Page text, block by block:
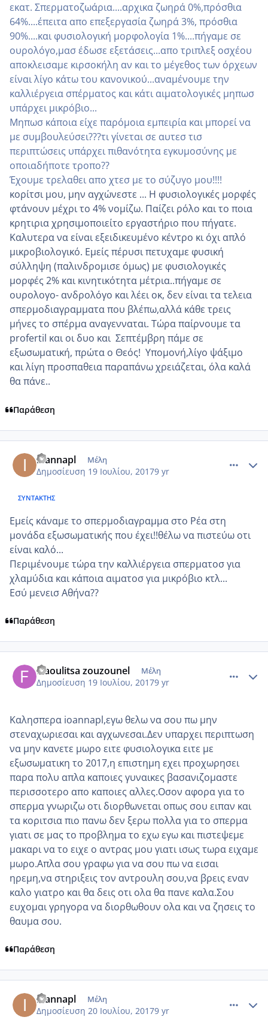
εκατ. Σπερματοζωάρια....αρχικα ζωηρά 0%,πρόσθια
64%....έπειτα απο επεξεργασία ζωηρά 3%, πρόσθια
90%....και φυσιολογική μορφολογία 1%....πήγαμε σε
ουρολόγο,μασ έδωσε εξετάσεις...απο τριπλεξ οσχέου
αποκλεισαμε κιρσοκήλη αν και το μέγεθος των όρχεων
είναι λίγο κάτω του κανονικού...αναμένουμε την
καλλιέργεια σπέρματος και κάτι αιματολογικές μηπωσ
υπάρχει μικρόβιο...
Μηπωσ κάποια είχε παρόμοια εμπειρία και μπορεί να
με συμβουλεύσει???τι γίνεται σε αυτεσ τισ
περιπτώσεις υπάρχει πιθανότητα εγκυμοσύνης με
οποιαδήποτε τροπο??
Έχουμε τρελαθει απο χτεσ με το σύζυγο μου!!!!
κορίτσι μου, μην αγχώνεστε ... Η φυσιολογικές μορφές
φτάνουν μέχρι το 4% νομίζω. Παίζει ρόλο και το ποια
κρητιρια χρησιμοποιείτο εργαστήριο που πήγατε.
Καλυτερα να είναι εξειδικευμένο κέντρο κι όχι απλό
μικροβιολογικό. Εμείς πέρυσι πετυχαμε φυσική
σύλληψη (παλινδρομισε όμως) με φυσιολογικές
μορφές 2% και κινητικότητα μέτρια..πήγαμε σε
ουρολογο- ανδρολόγο και λέει οκ, δεν είναι τα τελεια
σπερμοδιαγραμματα που βλέπω,αλλά κάθε τρεις
μήνες το σπέρμα αναγενναται. Τώρα παίρνουμε τα
profertil και οι δυο και Σεπτέμβρη πάμε σε
εξωσωματική, πρώτα ο Θεός! Υπομονή,λίγο ψάξιμο
και λίγη προσπαθεια παραπάνω χρειάζεται, όλα καλά
θα πάνε..
Παράθεση
ioannapl Μέλη
Δημοσίευση 19 Ιουλίου, 20179 yr
ΣΥΝΤΆΚΤΗΣ
Εμείς κάναμε το σπερμοδιαγραμμα στο Ρέα στη
μονάδα εξωσωματικής που έχει!!θέλω να πιστεύω οτι
είναι καλό...
Περιμένουμε τώρα την καλλιέργεια σπερματοσ για
χλαμύδια και κάποια αιματοσ για μικρόβιο κτλ...
Εσύ μενεισ Αθήνα??
Παράθεση
fraoulitsa zouzounel Μέλη
Δημοσίευση 19 Ιουλίου, 20179 yr
Καλησπερα ioannapl,εγω θελω να σου πω μην
στεναχωριεσαι και αγχωνεσαι.Δεν υπαρχει περιπτωση
να μην κανετε μωρο ειτε φυσιολογικα ειτε με
εξωσωματικη το 2017,η επιστημη εχει προχωρησει
παρα πολυ απλα καποιες γυναικες βασανιζομαστε
περισσοτερο απο καποιες αλλες.Οσον αφορα για το
σπερμα γνωριζω οτι διορθωνεται οπως σου ειπαν και
τα κοριτσια πιο πανω δεν ξερω πολλα για το σπερμα
γιατι σε μας το προβλημα το εχω εγω και πιστεψεμε
μακαρι να το ειχε ο αντρας μου γιατι ισως τωρα ειχαμε
μωρο.Απλα σου γραφω για να σου πω να εισαι
ηρεμη,να στηριξεις τον αντρουλη σου,να βρεις εναν
καλο γιατρο και θα δεις οτι ολα θα πανε καλα.Σου
ευχομαι γρηγορα να διορθωθουν ολα και να ζησεις το
θαυμα σου.
Παράθεση
ioannapl Μέλη
Δημοσίευση 20 Ιουλίου, 20179 yr